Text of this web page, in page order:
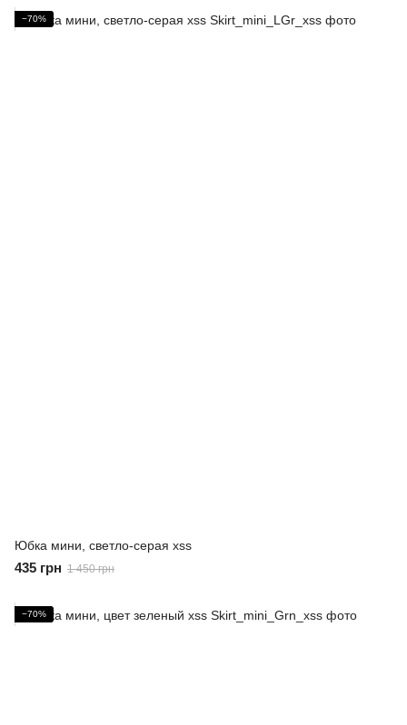
−70%
Юбка мини, светло-серая xss
435 грн 1 450 грн
−70%